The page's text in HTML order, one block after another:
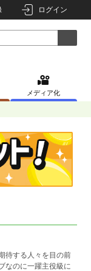
ログイン
メディア化
待する人々を目の前
なのに一躍主役級に